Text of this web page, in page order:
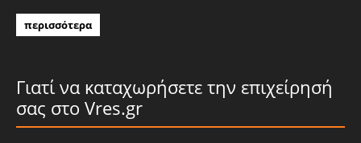
περισσότερα
Γιατί να καταχωρήσετε την επιχείρησή
σας στο Vres.gr